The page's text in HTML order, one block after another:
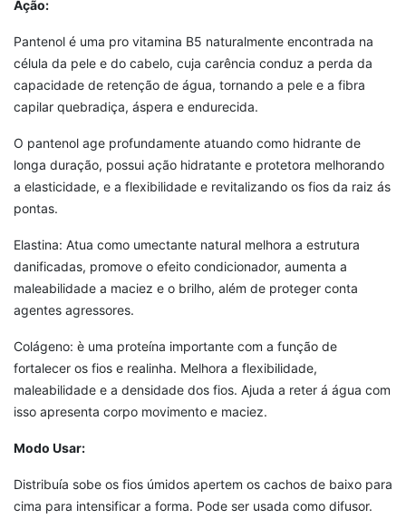
Ação:
Pantenol é uma pro vitamina B5 naturalmente encontrada na
célula da pele e do cabelo, cuja carência conduz a perda da
capacidade de retenção de água, tornando a pele e a fibra
capilar quebradiça, áspera e endurecida.
O pantenol age profundamente atuando como hidrante de
longa duração, possui ação hidratante e protetora melhorando
a elasticidade, e a flexibilidade e revitalizando os fios da raiz ás
pontas.
Elastina: Atua como umectante natural melhora a estrutura
danificadas, promove o efeito condicionador, aumenta a
maleabilidade a maciez e o brilho, além de proteger conta
agentes agressores.
Colágeno: è uma proteína importante com a função de
fortalecer os fios e realinha. Melhora a flexibilidade,
maleabilidade e a densidade dos fios. Ajuda a reter á água com
isso apresenta corpo movimento e maciez.
Modo Usar:
Distribuía sobe os fios úmidos apertem os cachos de baixo para
cima para intensificar a forma. Pode ser usada como difusor.